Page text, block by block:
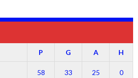
P G A H
58 33 25 0